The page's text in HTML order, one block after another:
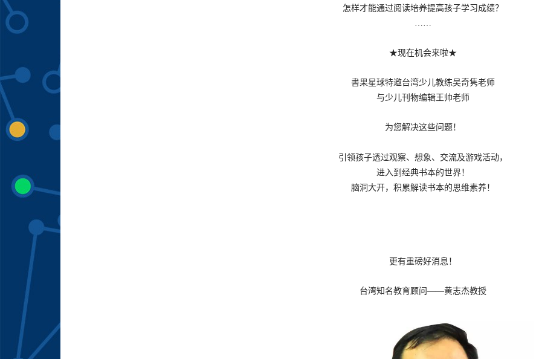
怎样才能通过阅读培养提高孩子学习成绩？
……
★现在机会来啦★
書果星球特邀台湾少儿教练吴奇隽老师
与少儿刊物编辑王帅老师
为您解决这些问题！
引领孩子透过观察、想象、交流及游戏活动，
进入到经典书本的世界！
脑洞大开，积累解读书本的思维素养！
更有重磅好消息！
台湾知名教育顾问——黄志杰教授